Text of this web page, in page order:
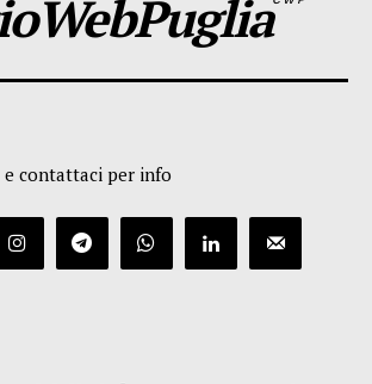
e contattaci per info